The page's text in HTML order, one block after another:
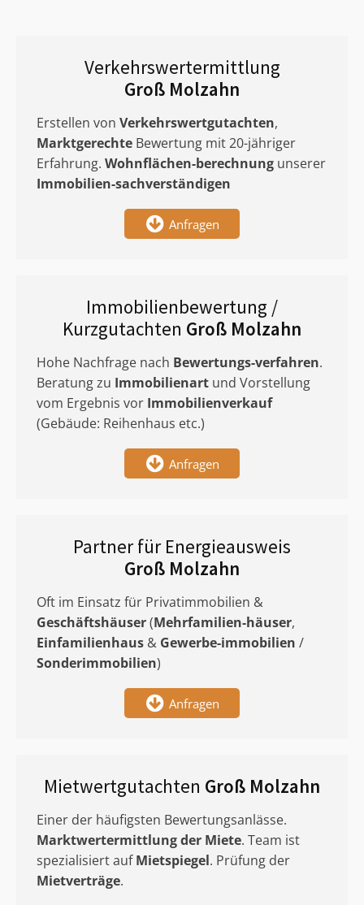
Verkehrswertermittlung
Groß Molzahn
Erstellen von Verkehrswertgutachten,
Marktgerechte Bewertung mit 20-jähriger
Erfahrung. Wohnflächen-berechnung unserer
Immobilien-sachverständigen
Anfragen
Immobilienbewertung /
Kurzgutachten Groß Molzahn
Hohe Nachfrage nach Bewertungs-verfahren.
Beratung zu Immobilienart und Vorstellung
vom Ergebnis vor Immobilienverkauf
(Gebäude: Reihenhaus etc.)
Anfragen
Partner für Energieausweis
Groß Molzahn
Oft im Einsatz für Privatimmobilien &
Geschäftshäuser(Mehrfamilien-häuser,
Einfamilienhaus & Gewerbe-immobilien /
Sonderimmobilien)
Anfragen
Mietwertgutachten Groß Molzahn
Einer der häufigsten Bewertungsanlässe.
Marktwertermittlungder Miete. Team ist
spezialisiert aufMietspiegel. Prüfung der
Mietverträge.